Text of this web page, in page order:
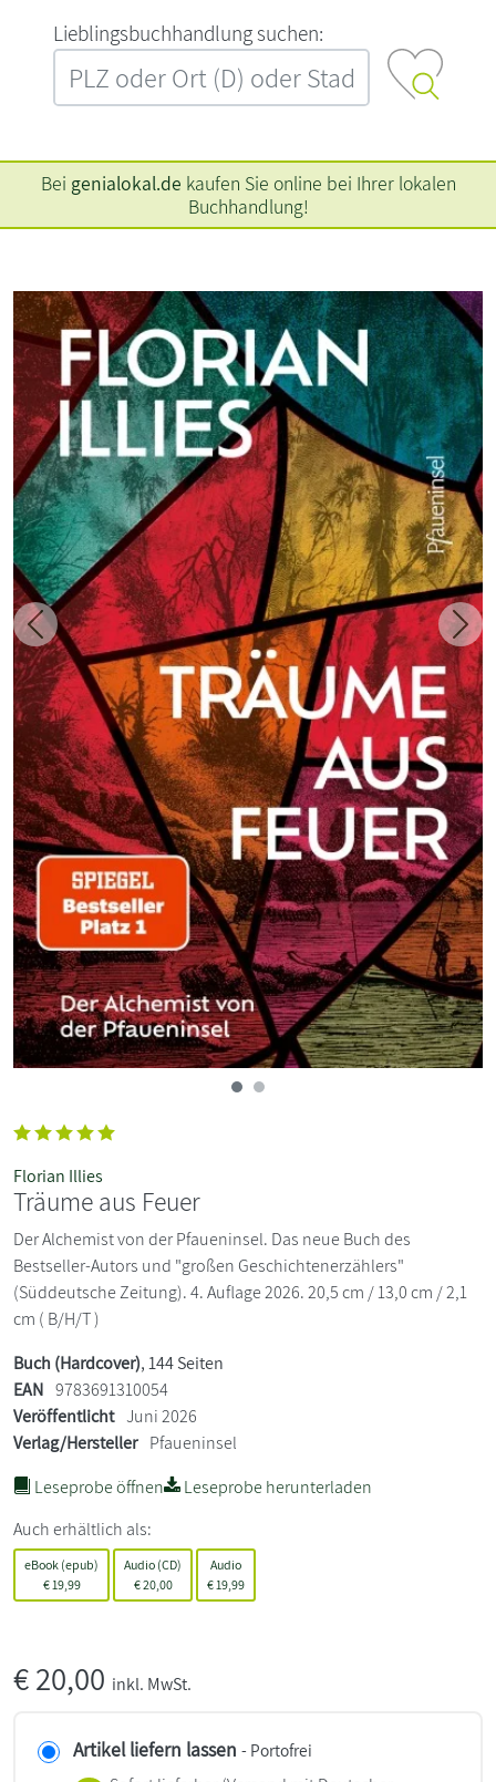
L‍i‍e‍b‍l‍i‍n‍g‍s‍b‍u‍c‍h‍h‍a‍n‍d‍l‍u‍n‍g‍ ‍s‍u‍c‍h‍e‍n‍:‍
Bei genialokal.de kaufen Sie online bei Ihrer lokalen
Buchhandlung!
Zurück
Florian Illies
Träume aus Feuer
Der Alchemist von der Pfaueninsel. Das neue Buch des
Bestseller-Autors und "großen Geschichtenerzählers"
(Süddeutsche Zeitung). 4. Auflage 2026. 20,5 cm / 13,0 cm / 2,1
cm ( B/H/T )
Buch (Hardcover), 144 Seiten
EAN 9783691310054
Veröffentlicht Juni 2026
Verlag/Hersteller Pfaueninsel
Leseprobe öffnen
Leseprobe herunterladen
Auch erhältlich als:
eBook (epub)
€19,99
Audio (CD)
€20,00
Audio
€19,99
€20,00 inkl. MwSt.
Artikel liefern lassen - Portofrei